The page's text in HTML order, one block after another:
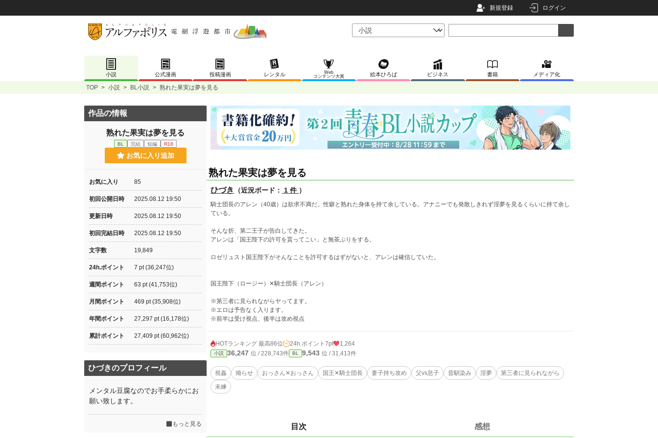
新規登録 ログイン
小説 公式漫画 投稿漫画 レンタル
Web
コンテンツ大賞
絵本ひろば ビジネス 書籍 メディア化
TOP > 小説 > BL小説 > 熟れた果実は夢を見る
熟れた果実は夢を見る
ひづき （近況ボード： 1 件 ）
騎士団長のアレン（40歳）は欲求不満だ。性癖と熟れた身体を持て余している。アナニーでも発散しきれず淫夢を見るくらいに持て余し
ている。
そんな折、第二王子が告白してきた。
アレンは「国王陛下の許可を貰ってこい」と無茶ぶりをする。
ロゼリュスト国王陛下がそんなことを許可するはずがないと、アレンは確信していた。
国王陛下（ロージー）✕騎士団長（アレン）
※第三者に見られながらヤってます。
※エロは予告なく入ります。
※前半は受け視点、後半は攻め視点
HOTランキング 最高86位 24h.ポイント 7pt 1,264
小説 36,247 位 / 228,743件 BL 9,543 位 / 31,413件
視姦 拗らせ おっさん✕おっさん 国王✕騎士団長 妻子持ち攻め 父vs息子 昔馴染み 淫夢
第三者に見られながら
未練
目次 感想
作品の情報
熟れた果実は夢を見る
BL 完結 短編 R18
お気に入り追加
お気に入り 85
初回公開日時 2025.08.12 19:50
更新日時 2025.08.12 19:50
初回完結日時 2025.08.12 19:50
文字数 19,849
24h.ポイント 7 pt (36,247位)
週間ポイント 63 pt (41,753位)
月間ポイント 469 pt (35,908位)
年間ポイント 27,297 pt (16,178位)
累計ポイント 27,409 pt (60,962位)
ひづきのプロフィール
メンタル豆腐なのでお手柔らかにお
願い致します。
もっと見る